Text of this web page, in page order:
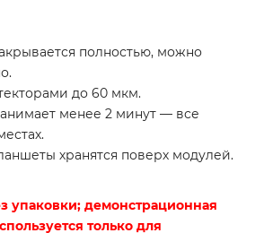
полностью, можно
до 60 мкм.
менее 2 минут — все
хранятся поверх модулей.
упаковки; демонстрационная
только для